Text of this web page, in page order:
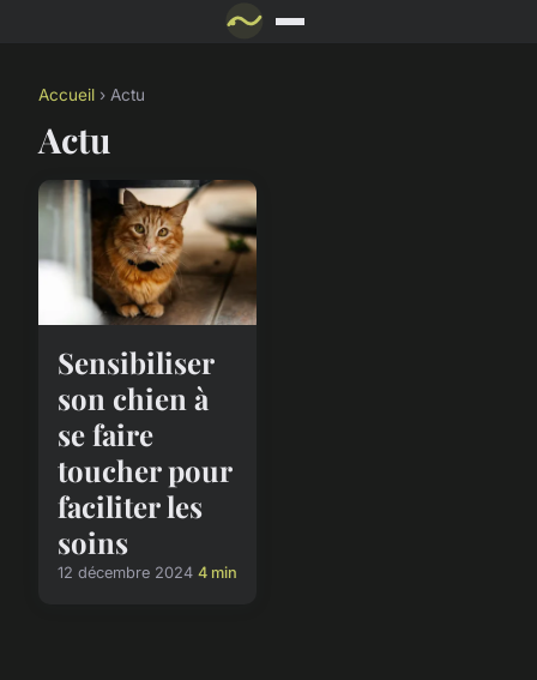
Accueil › Actu
Actu
Sensibiliser
son chien à
se faire
toucher pour
faciliter les
soins
12 décembre 2024 4 min